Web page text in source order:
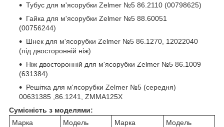
Тубус для м'ясорубки Zelmer №5 86.2110 (00798625)
Гайка для м'ясорубки Zelmer №5 88.60051
(00756244)
Шнек для м'ясорубки Zelmer №5 86.1270, 12022040
(під двосторонній ніж)
Ніж двосторонній для м'ясорубки Zelmer №5 86.1009
(631384)
Решітка для м'ясорубки Zelmer №5 (середня)
00631385 ,86.1241, ZMMA125X
Сумісність з моделями:
Марка
Модель Марка
Модель